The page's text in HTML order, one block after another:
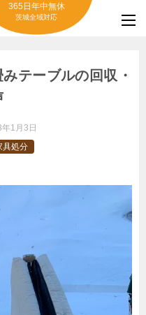
365日年中無休
茨城全域対応
テーブルの回収・
1月3日
具処分